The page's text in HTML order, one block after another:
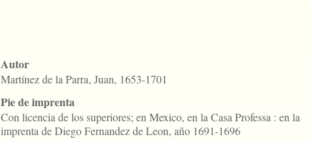
Autor
Martínez de la Parra, Juan, 1653-1701
Pie de imprenta
Con licencia de los superiores; en Mexico, en la Casa Professa : en la
imprenta de Diego Fernandez de Leon, año 1691-1696